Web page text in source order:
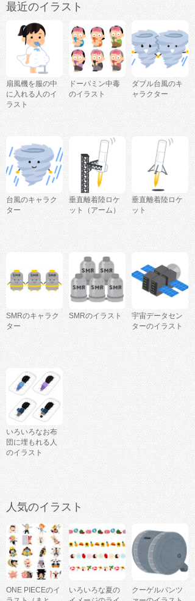
最近のイラスト
扇風機を服の中
に入れる人のイ
ラスト
ドーパミン中毒
のイラスト
ダブル台風のキ
ャラクター
台風のキャラク
ター
垂直離着陸ロケ
ット（アーム）
垂直離着陸ロケ
ット
SMRのキャラク
ター
SMRのイラスト
宇宙データセン
ターのイラスト
いろいろなお布
団に埋もれる人
のイラスト
人気のイラスト
ONE PIECEのイ
いろいろな夏の
クーゲルパンツ